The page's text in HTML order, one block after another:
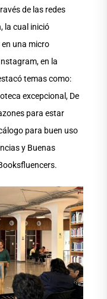
de las redes
la cual inició
una micro
en la
temas como:
excepcional, De
para estar
para buen uso
y Buenas